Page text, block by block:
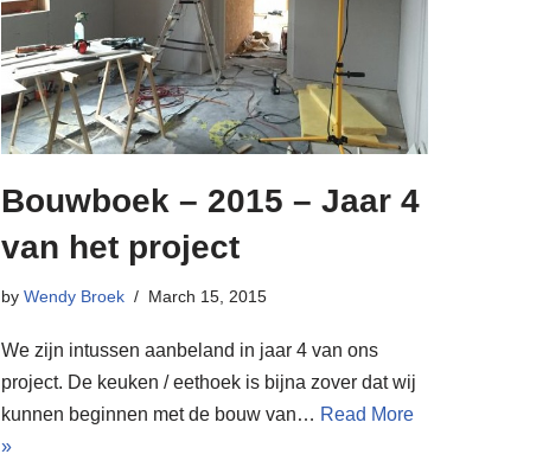
Bouwboek – 2015 – Jaar 4
van het project
by Wendy Broek March 15, 2015
We zijn intussen aanbeland in jaar 4 van ons
project. De keuken / eethoek is bijna zover dat wij
kunnen beginnen met de bouw van… Read More
»